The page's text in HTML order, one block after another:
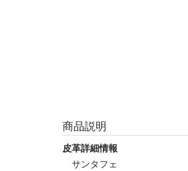
商品説明
皮革詳細情報
サンタフェ